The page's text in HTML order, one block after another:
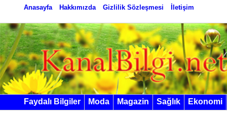
Anasayfa Hakkımızda Gizlilik Sözleşmesi İletişim
Faydalı Bilgiler Moda Magazin Sağlık Ekonomi